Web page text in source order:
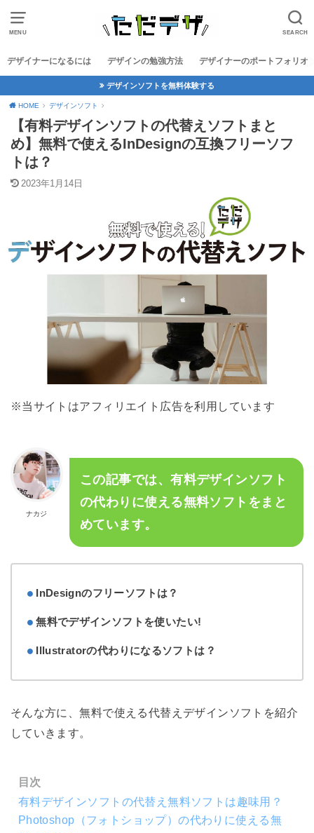
MENU SEARCH
デザイナーになるには デザインの勉強方法 デザイナーのポートフォリオ
デザインソフトを無料体験する
HOME デザインソフト
【有料デザインソフトの代替えソフトまと
め】無料で使えるInDesignの互換フリーソフ
トは？
2023年1月14日
※当サイトはアフィリエイト広告を利用しています
ナカジ
この記事では、有料デザインソフト
の代わりに使える無料ソフトをまと
めています。
InDesignのフリーソフトは？
無料でデザインソフトを使いたい!
Illustratorの代わりになるソフトは？
そんな方に、無料で使える代替えデザインソフトを紹介
していきます。
目次
有料デザインソフトの代替え無料ソフトは趣味用？
Photoshop（フォトショップ）の代わりに使える無